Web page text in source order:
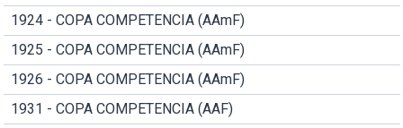
1924 - COPA COMPETENCIA (AAmF)
1925 - COPA COMPETENCIA (AAmF)
1926 - COPA COMPETENCIA (AAmF)
1931 - COPA COMPETENCIA (AAF)